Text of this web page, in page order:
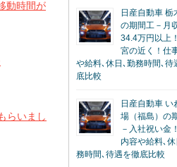
動時間が
らいまし
日産自動車 栃
の期間工－月
34.4万円以上
宮の近く！仕
や給料､休日､勤務時間､待
底比較
日産自動車 い
場（福島）の
－入社祝い金
内容や給料､
務時間､待遇を徹底比較